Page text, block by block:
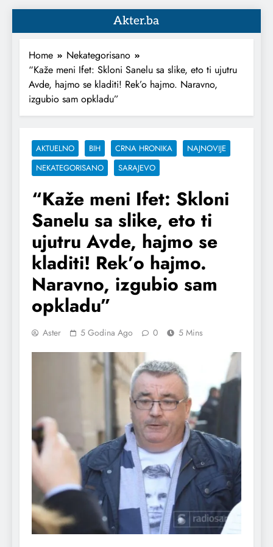
Akter.ba
Home
Nekategorisano
“Kaže meni Ifet: Skloni Sanelu sa slike, eto ti ujutru
Avde, hajmo se kladiti! Rek’o hajmo. Naravno,
izgubio sam opkladu”
AKTUELNO BIH CRNA HRONIKA
NAJNOVIJE
NEKATEGORISANO
SARAJEVO
“Kaže meni Ifet: Skloni
Sanelu sa slike, eto ti
ujutru Avde, hajmo se
kladiti! Rek’o hajmo.
Naravno, izgubio sam
opkladu”
Aster 5 Godina Ago 0 5 Mins